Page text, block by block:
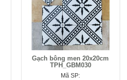
Gạch bông men 20x20cm
TPH_GBM030
Mã SP: